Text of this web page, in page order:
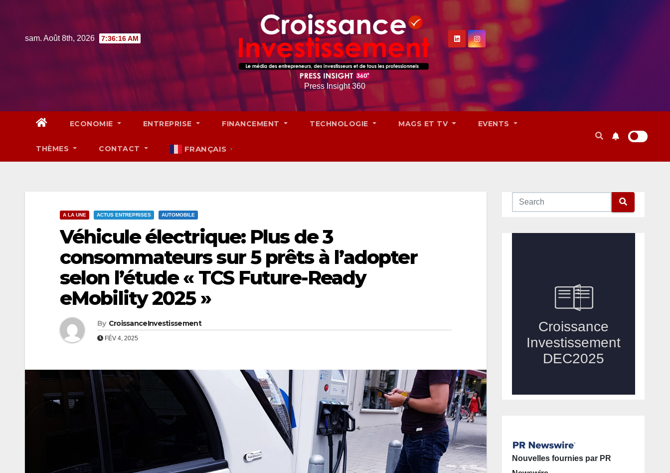
contentsam. Août 8th, 2026 7:36:17 AM
Press Insight 360
ECONOMIE ENTREPRISE FINANCEMENT TECHNOLOGIE MAGS ET TV EVENTS
THÈMES CONTACT FRANÇAIS ▼
A LA UNE ACTUS ENTREPRISES AUTOMOBILE
Véhicule électrique: Plus de 3
consommateurs sur 5 prêts à l’adopter
selon l’étude « TCS Future-Ready
eMobility 2025 »
By CroissanceInvestissement
FÉV 4, 2025
Nouvelles fournies par PR